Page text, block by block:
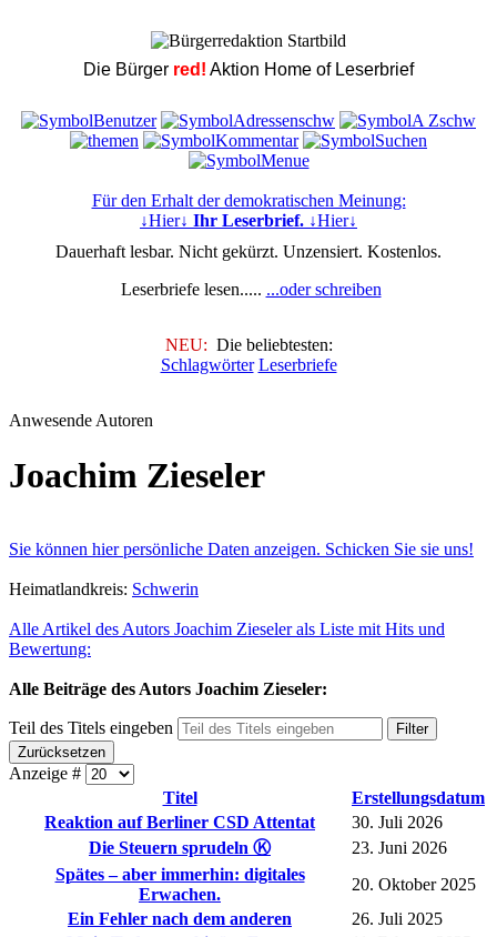
Die Bürger red! Aktion Home of Leserbrief
Für den Erhalt der demokratischen Meinung:
↓Hier↓ Ihr Leserbrief. ↓Hier↓
Dauerhaft lesbar. Nicht gekürzt. Unzensiert. Kostenlos.
Leserbriefe lesen..... ...oder schreiben
NEU: Die beliebtesten:
Schlagwörter Leserbriefe
Anwesende Autoren
Joachim Zieseler
Sie können hier persönliche Daten anzeigen. Schicken Sie sie uns!
Heimatlandkreis: Schwerin
Alle Artikel des Autors Joachim Zieseler als Liste mit Hits und
Bewertung:
Alle Beiträge des Autors Joachim Zieseler:
Teil des Titels eingeben
Filter
Zurücksetzen
Anzeige #
Titel
Erstellungsdatum
Reaktion auf Berliner CSD Attentat
30. Juli 2026
Die Steuern sprudeln Ⓚ
23. Juni 2026
Spätes – aber immerhin: digitales
Erwachen.
20. Oktober 2025
Ein Fehler nach dem anderen
26. Juli 2025